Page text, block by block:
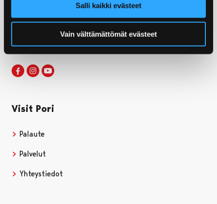
Salli kaikki evästeet
Vain välttämättömät evästeet
Sähköposti:
info@visitpori.fi
etunimi.sukunimi@pori.fi
Visit Pori Facebookissa
Avautuu uudessa välilehdessä
Visit Pori Instagrammissa
Avautuu uudessa välilehdessä
Visit Pori
Palaute
Palvelut
Yhteystiedot